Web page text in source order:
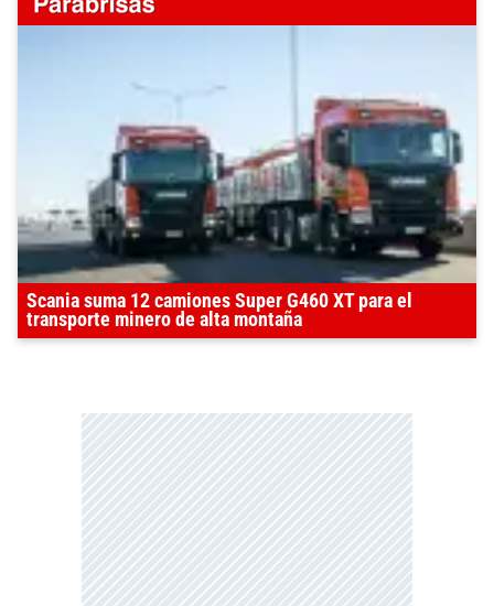
Scania suma 12 camiones Super G460 XT para el
transporte minero de alta montaña